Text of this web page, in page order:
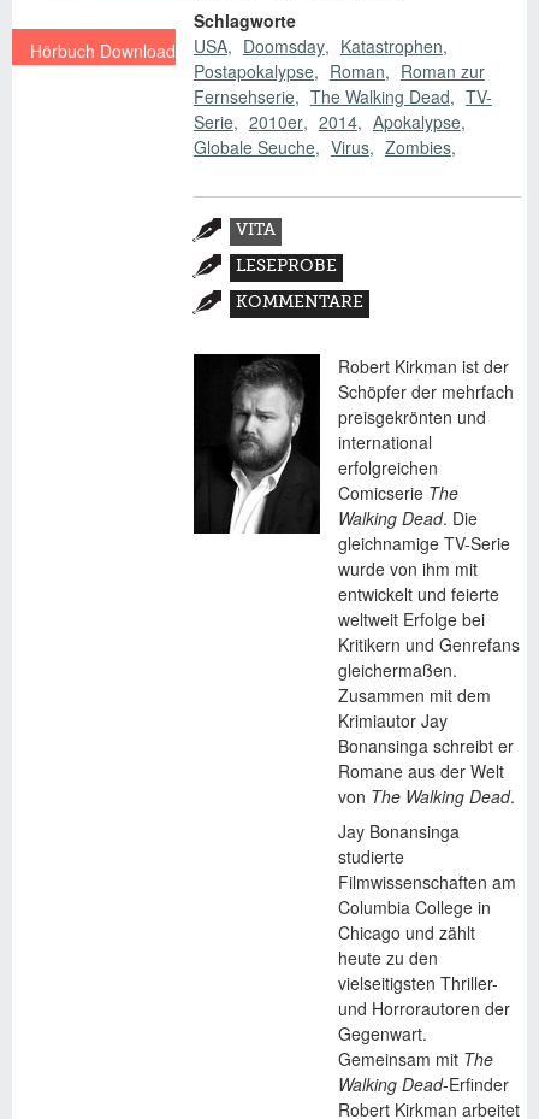
Hörbuch Download
Schlagworte
USA
Doomsday
Katastrophen
Postapokalypse
Roman
Roman zur
Fernsehserie
The Walking Dead
TV-
Serie
2010er 2014
Apokalypse
Globale Seuche
Virus Zombies
Zusatzmaterial
VITA
(AKTIVER
REITER)
LESEPROBE
KOMMENTARE
Robert Kirkman ist der
Schöpfer der mehrfach
preisgekrönten und
international
erfolgreichen
Comicserie The
Walking Dead. Die
gleichnamige TV-Serie
wurde von ihm mit
entwickelt und feierte
weltweit Erfolge bei
Kritikern und Genrefans
gleichermaßen.
Zusammen mit dem
Krimiautor Jay
Bonansinga schreibt er
Romane aus der Welt
von The Walking Dead.
Jay Bonansinga
studierte
Filmwissenschaften am
Columbia College in
Chicago und zählt
heute zu den
vielseitigsten Thriller-
und Horrorautoren der
Gegenwart.
Gemeinsam mit The
Walking Dead-Erfinder
Robert Kirkman arbeitet